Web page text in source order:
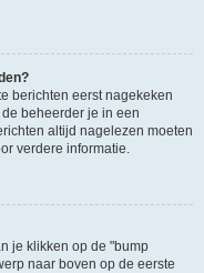
berichten eerst nagekeken
beheerder je in een
altijd nagelezen moeten
verdere informatie.
je klikken op de "bump
naar boven op de eerste